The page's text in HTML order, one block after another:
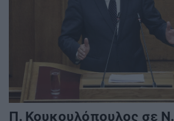
Π. Κουκουλόπουλος σε Ν.